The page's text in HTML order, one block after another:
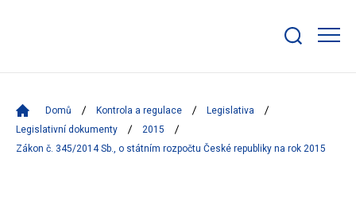
bar
Domů Kontrola a regulace
Legislativa
Legislativní dokumenty
2015
Zákon č. 345/2014 Sb., o státním rozpočtu České republiky na rok 2015